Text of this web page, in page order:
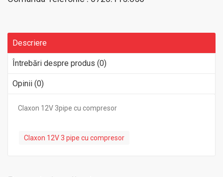
Descriere
Întrebări despre produs (0)
Opinii (0)
Claxon 12V 3pipe cu compresor
Claxon 12V 3 pipe cu compresor